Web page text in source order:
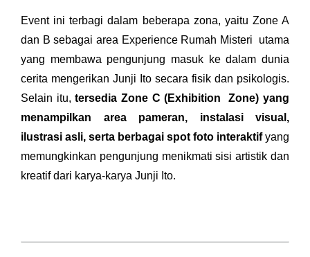
Event ini terbagi dalam beberapa zona, yaitu Zone A
dan B sebagai area Experience Rumah Misteri utama
yang membawa pengunjung masuk ke dalam dunia
cerita mengerikan Junji Ito secara fisik dan psikologis.
Selain itu, tersedia Zone C (Exhibition Zone) yang
menampilkan area pameran, instalasi visual,
ilustrasi asli, serta berbagai spot foto interaktifyang
memungkinkan pengunjung menikmati sisi artistik dan
kreatif dari karya-karya Junji Ito.